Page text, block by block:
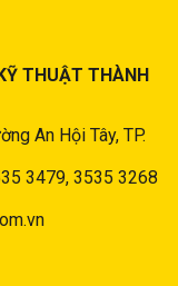
THUẬT THÀNH
An Hội Tây, TP.
3479, 3535 3268